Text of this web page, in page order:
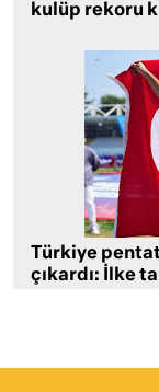
kulüp rekoru
Türkiye
çıkardı: İlke